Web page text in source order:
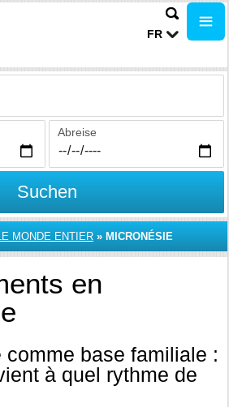
FR
Abreise
Suchen
MONDE ENTIER » MICRONÉSIE
en
comme base familiale :
à quel rythme de